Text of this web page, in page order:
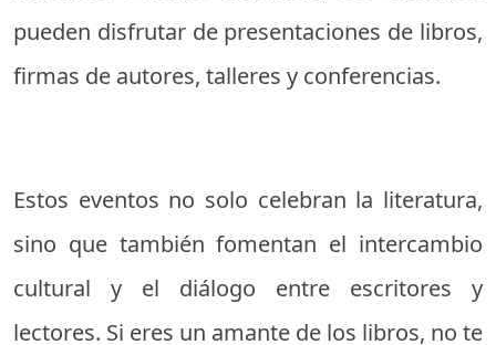
pueden disfrutar de presentaciones de libros,
firmas de autores, talleres y conferencias.
Estos eventos no solo celebran la literatura,
sino que también fomentan el intercambio
cultural y el diálogo entre escritores y
lectores. Si eres un amante de los libros, no te